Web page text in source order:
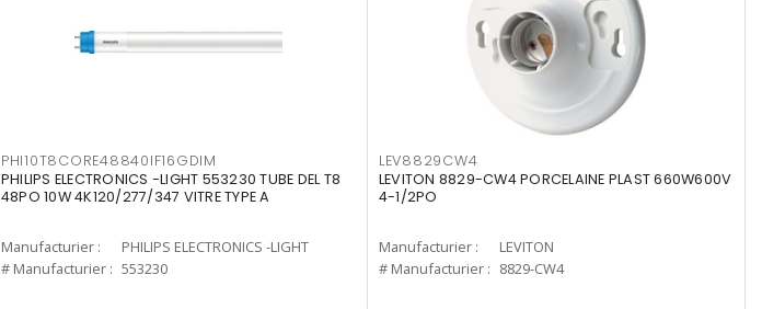
PHI10T8CORE48840IF16GDIM
PHILIPS ELECTRONICS -LIGHT 553230 TUBE DEL T8
48PO 10W 4K120/277/347 VITRE TYPE A
Manufacturier :
PHILIPS ELECTRONICS -LIGHT
# Manufacturier : 553230
LEV8829CW4
LEVITON 8829-CW4 PORCELAINE PLAST 660W600V
4-1/2PO
Manufacturier :
LEVITON
# Manufacturier : 8829-CW4